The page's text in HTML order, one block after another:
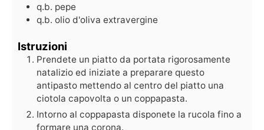
q.b. pepe
q.b. olio d'oliva extravergine
Istruzioni
Prendete un piatto da portata rigorosamente
natalizio ed iniziate a preparare questo
antipasto mettendo al centro del piatto una
ciotola capovolta o un coppapasta.
Intorno al coppapasta disponete la rucola fino a
formare una corona.